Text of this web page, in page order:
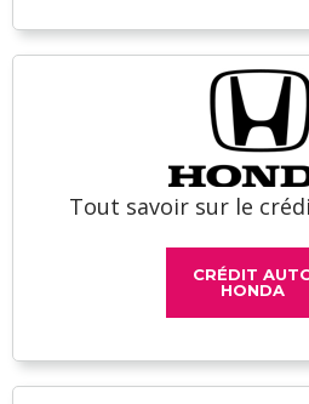
Tout savoir sur le
CRÉDIT
HONDA